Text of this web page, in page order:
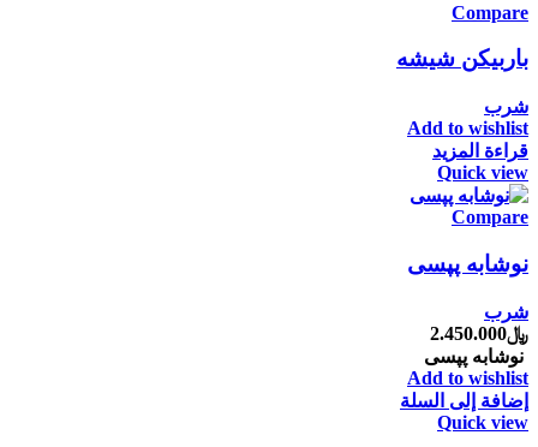
Compare
باربیکن شیشه
شرب
Add to wishlist
قراءة المزيد
Quick view
Compare
نوشابه پپسی
شرب
﷼2.450.000
نوشابه پپسی
Add to wishlist
إضافة إلى السلة
Quick view